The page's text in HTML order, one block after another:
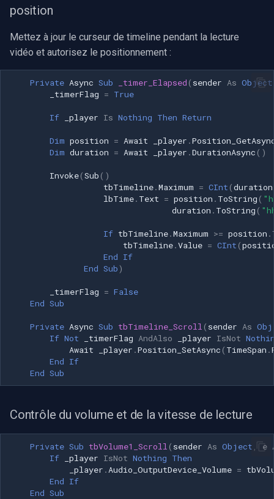
position
Mettez à jour le curseur de timeline pendant la lecture
vidéo et autorisez le positionnement :
Private Async Sub _timer_Elapsed ( sender As Object
_timerFlag = True
If _player Is Nothing Then Return
Dim position = Await _player .
Dim duration = Await _player .DurationAsync ()
Invoke(Sub ()
tbTimeline.Maximum = CInt (duration
lbTime. Text = position . ToString (
duration . ToString (
If tbTimeline.Maximum >= position .
tbTimeline.Value = CInt (
End If
End Sub)
_timerFlag = False
End Sub
Private Async Sub tbTimeline_Scroll ( sender As
If Not _timerFlag AndAlso _player IsNot
Await
_player .Position_SetAsync ( TimeSpan .
End If
End Sub
Contrôle du volume et de la vitesse de lecture
Private Sub tbVolume1_Scroll ( sender As Object e
If
_player IsNot Nothing Then
_player . Audio_OutputDevice_Volume =
End If
End Sub